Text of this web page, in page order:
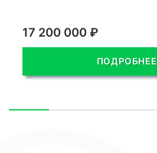
17 200 000 ₽
ПОДРОБНЕЕ